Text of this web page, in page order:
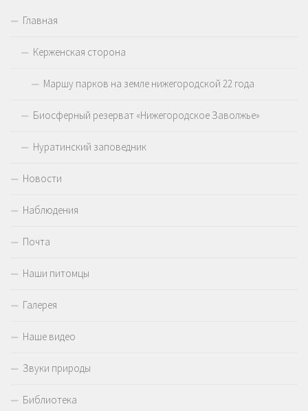
Главная
Керженская сторона
Маршу парков на земле нижегородской 22 года
Биосферный резерват «Нижегородское Заволжье»
Нуратинский заповедник
Новости
Наблюдения
Почта
Наши питомцы
Галерея
Наше видео
Звуки природы
Библиотека